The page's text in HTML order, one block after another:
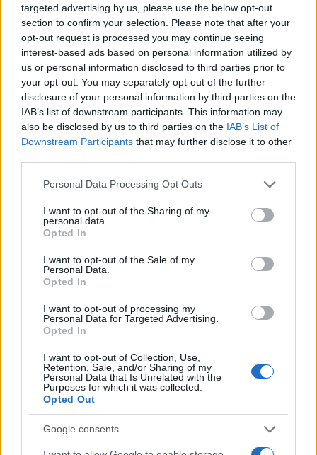
targeted advertising by us, please use the below opt-out
section to confirm your selection. Please note that after your
opt-out request is processed you may continue seeing
interest-based ads based on personal information utilized by
us or personal information disclosed to third parties prior to
your opt-out. You may separately opt-out of the further
disclosure of your personal information by third parties on the
IAB’s list of downstream participants. This information may
also be disclosed by us to third parties on the IAB’s List of
Downstream Participants that may further disclose it to other
Please note that this website/app uses one or more Google
not limited to your visit or usage behaviour. You may click to
grant or deny consent to Google and its third-party tags to
use your data for below specified purposes in below Google
consent section.
Personal Data Processing Opt Outs
I want to opt-out of the Sharing of my
personal data.
Opted In
I want to opt-out of the Sale of my
Personal Data.
Opted In
I want to opt-out of processing my
Personal Data for Targeted Advertising.
Opted In
I want to opt-out of Collection, Use,
Retention, Sale, and/or Sharing of my
Personal Data that Is Unrelated with the
Purposes for which it was collected.
Opted Out
Google consents
Πολιτική Απορρήτου&Όροι Χρήσηςτης Google.
Χρηστικά
ΑΑΔΕ
ΥΠΗΡΕΣΙΕΣ
ΦΟΡΟΛΟΓΟΥΜΕΝΟΙ
Share:
Ακολουθήστε το Νewsit.gr στοGoogle Newsκαι
ενημερωθείτε πρώτοι για όλη την ειδησεογραφία και τα
Ο Κώστας Σαμαράς δημοσίευσε μία παιδική
φωτογραφία για την επέτειο θανάτου της
αδελφής του, Λένας
Δολοφονία Βρετανίδας στην Κυψέλη: Οι
δύο καταθέσεις «κλειδί» της συζύγου του
κινητού, η θεία από την Ινδία και τα
απειλητικά μηνύματα
Η Ελένη Φωτοπούλου ευχήθηκε για τη
γιορτή του Άκη Παυλόπουλου: «Δεκαπέντε
«Αφιέρωσε τη ζωή της στο να βοηθά